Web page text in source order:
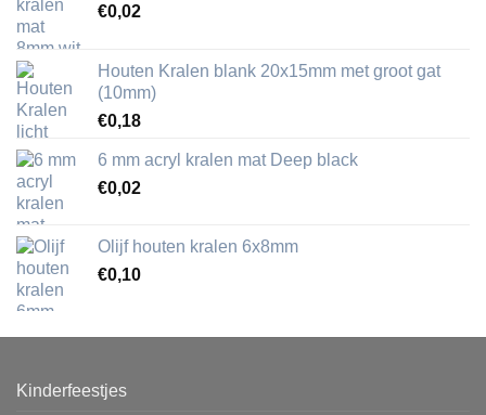
€0,02
Houten Kralen blank 20x15mm met groot gat
(10mm)
€0,18
6 mm acryl kralen mat Deep black
€0,02
Olijf houten kralen 6x8mm
€0,10
Kinderfeestjes